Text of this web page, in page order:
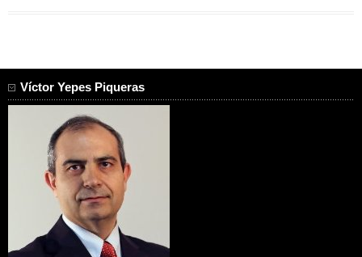
Víctor Yepes Piqueras